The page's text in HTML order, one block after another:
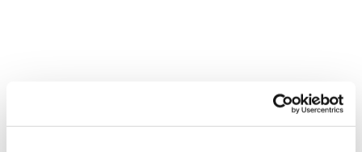
Valle D’Aosta tra musica e